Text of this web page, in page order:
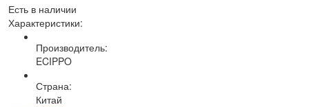
Есть в наличии
Характеристики:
Производитель:
ECIPPO
Страна:
Китай